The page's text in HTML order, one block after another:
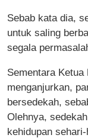
Sebab kata dia,
untuk saling
segala
Sementara
menganjurkan,
bersedekah,
Olehnya,
kehidupan